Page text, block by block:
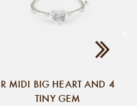
R MIDI BIG HEART AND 4
TINY GEM